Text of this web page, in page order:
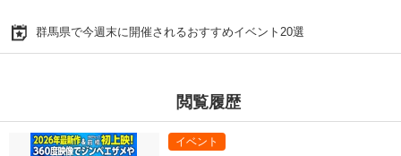
群馬県で今週末に開催されるおすすめイベント20選
閲覧履歴